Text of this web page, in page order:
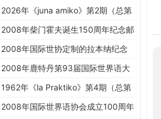
2026年《juna amiko》第2期（总第
187期）
2008年柴门霍夫诞生150周年纪念邮
票
2008年国际世协定制的拉本纳纪念
邮票
2008年鹿特丹第93届国际世界语大
会纪念邮票
1962年《la Praktiko》第4期（总第
294期）
2008年国际世界语协会成立100周年